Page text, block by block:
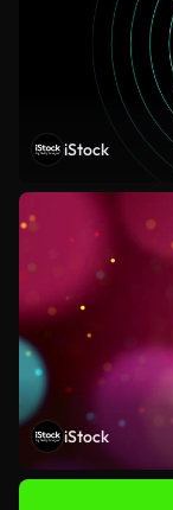
iStock
iStock